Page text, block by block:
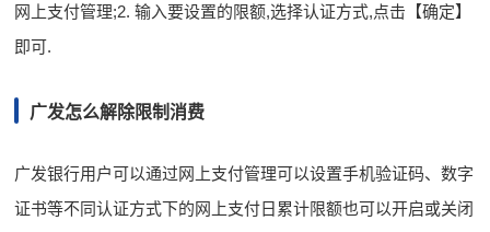
网上支付管理;2. 输入要设置的限额,选择认证方式,点击【确定】
即可.
广发怎么解除限制消费
广发银行用户可以通过网上支付管理可以设置手机验证码、数字
证书等不同认证方式下的网上支付日累计限额也可以开启或关闭